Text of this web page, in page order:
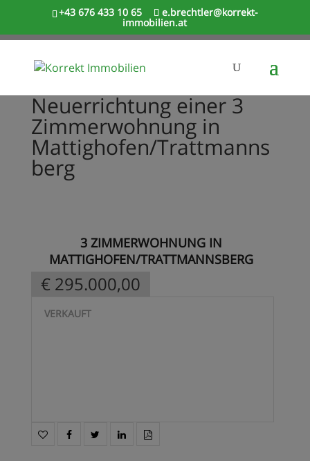
+43 676 433 10 65 e.brechtler@korrekt-
immobilien.at
Neuerrichtung einer 3
Zimmerwohnung in
Mattighofen/Trattmanns
berg
3 ZIMMERWOHNUNG IN
MATTIGHOFEN/TRATTMANNSBERG
€ 295.000,00
VERKAUFT